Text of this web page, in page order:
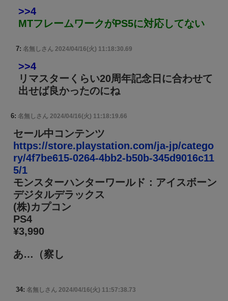
>>4
MTフレームワークがPS5に対応してない
7: 名無しさん 2024/04/16(火) 11:18:30.69
>>4
リマスターくらい20周年記念日に合わせて
出せば良かったのにね
6: 名無しさん 2024/04/16(火) 11:18:19.66
セール中コンテンツ
https://store.playstation.com/ja-jp/catego
ry/4f7be615-0264-4bb2-b50b-345d9016c11
5/1
モンスターハンターワールド：アイスボーン
デジタルデラックス
(株)カプコン
PS4
¥3,990
あ…（察し
34: 名無しさん 2024/04/16(火) 11:57:38.73